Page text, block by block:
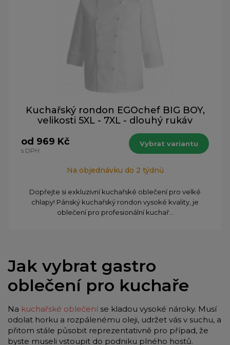
Kuchařský rondon EGOchef BIG BOY,
velikosti 5XL - 7XL - dlouhý rukáv
od 969 Kč
s DPH
Vybrat variantu
Na objednávku do 2 týdnů
Dopřejte si exkluzivní kuchařské oblečení pro velké
chlapy! Pánský kuchařský rondon vysoké kvality, je
oblečení pro profesionální kuchař...
Jak vybrat gastro
oblečení pro kuchaře
Na kuchařské oblečeníse kladou vysoké nároky. Musí
odolat horku a rozpálenému oleji, udržet vás v suchu, a
přitom stále působit reprezentativně pro případ, že
byste museli vstoupit do podniku plného hostů.